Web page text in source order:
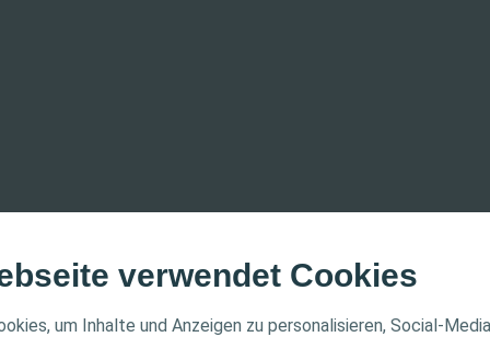
verwendet Cookies
um Inhalte und Anzeigen zu personalisieren, Social-
HINWEIS